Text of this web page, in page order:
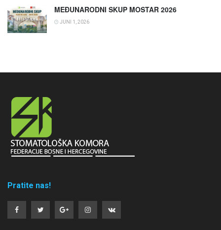
MEĐUNARODNI SKUP MOSTAR 2026
JUNI 1, 2026
Pratite nas!